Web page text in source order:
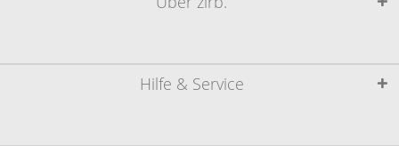
Hilfe & Service